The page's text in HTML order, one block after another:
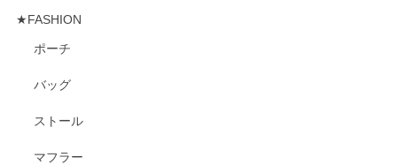
★FASHION
ポーチ
バッグ
ストール
マフラー